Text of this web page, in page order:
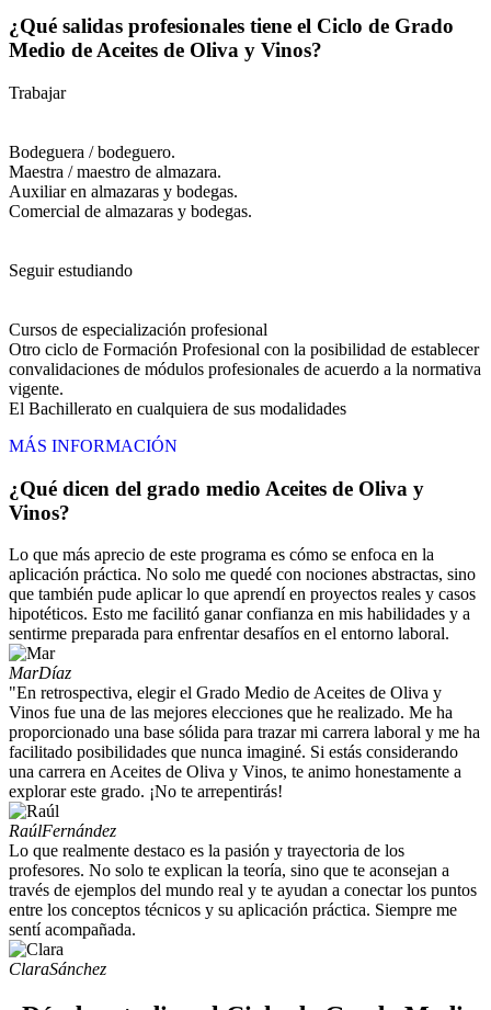
¿Qué salidas profesionales tiene el Ciclo de Grado
Medio de Aceites de Oliva y Vinos?
Trabajar
Bodeguera / bodeguero.
Maestra / maestro de almazara.
Auxiliar en almazaras y bodegas.
Comercial de almazaras y bodegas.
Seguir estudiando
Cursos de especialización profesional
Otro ciclo de Formación Profesional con la posibilidad de establecer
convalidaciones de módulos profesionales de acuerdo a la normativa
vigente.
El Bachillerato en cualquiera de sus modalidades
MÁS INFORMACIÓN
¿Qué dicen del grado medio Aceites de Oliva y
Vinos?
Lo que más aprecio de este programa es cómo se enfoca en la
aplicación práctica. No solo me quedé con nociones abstractas, sino
que también pude aplicar lo que aprendí en proyectos reales y casos
hipotéticos. Esto me facilitó ganar confianza en mis habilidades y a
sentirme preparada para enfrentar desafíos en el entorno laboral.
MarDíaz
"En retrospectiva, elegir el Grado Medio de Aceites de Oliva y
Vinos fue una de las mejores elecciones que he realizado. Me ha
proporcionado una base sólida para trazar mi carrera laboral y me ha
facilitado posibilidades que nunca imaginé. Si estás considerando
una carrera en Aceites de Oliva y Vinos, te animo honestamente a
explorar este grado. ¡No te arrepentirás!
RaúlFernández
Lo que realmente destaco es la pasión y trayectoria de los
profesores. No solo te explican la teoría, sino que te aconsejan a
través de ejemplos del mundo real y te ayudan a conectar los puntos
entre los conceptos técnicos y su aplicación práctica. Siempre me
sentí acompañada.
ClaraSánchez